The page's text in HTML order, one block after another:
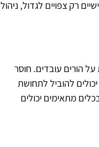
ובחיים האישיים רק צפויים לגדול, ניהול
על הורים עובדים. חוסר
להוביל לתחושת
מתאימים יכולים